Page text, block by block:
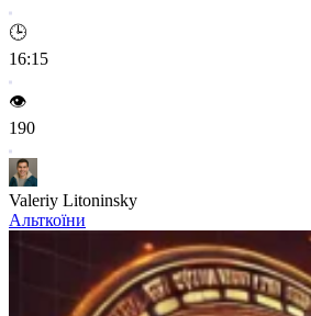
🕒
16:15
👁️
190
Valeriy Litoninsky
Альткоїни